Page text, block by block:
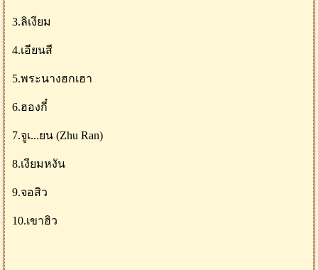
3.ลิเงียม
4.เอียนสี
5.พระนางฮกเฮา
6.ฮองกี๋
7.จูเ...ยน (Zhu Ran)
8.เงียมหงัน
9.จอสิว
10.เขาฮิว